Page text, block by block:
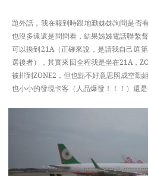
題外話，我在報到時跟地勤姊姊詢問是否
也沒多遠還是問問看，結果姊姊電話聯繫
可以換到21A（正確來說，是請我自己選
選後者），其實來回全程我是坐在21A，
被排到ZONE2，但也點不好意思照成空勤
也小小的發現卡客（人品爆發！！！）還是